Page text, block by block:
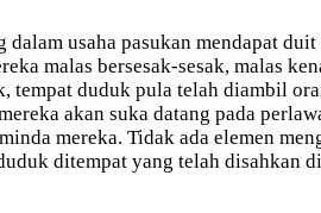
usaha pasukan mendapat
malas bersesak-sesak, malas
duduk pula telah diambil
akan suka datang pada
mereka. Tidak ada elemen
ditempat yang telah disahkan